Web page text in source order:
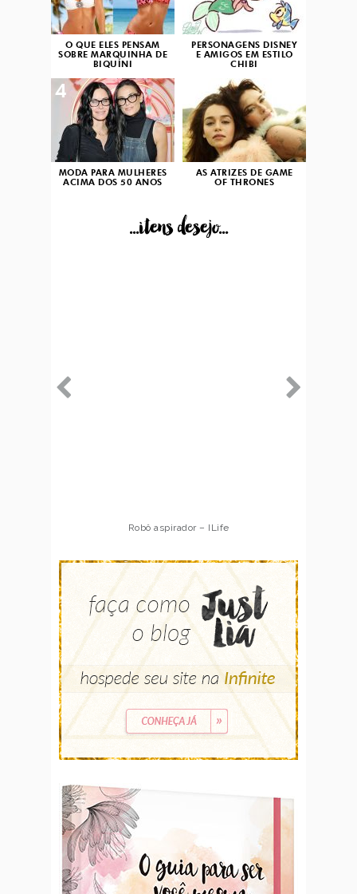
O QUE ELES PENSAM
SOBRE MARQUINHA DE
BIQUÍNI
PERSONAGENS DISNEY
E AMIGOS EM ESTILO
CHIBI
MODA PARA MULHERES
ACIMA DOS 50 ANOS
4
AS ATRIZES DE GAME
OF THRONES
...itens desejo...
Robô aspirador – ILife